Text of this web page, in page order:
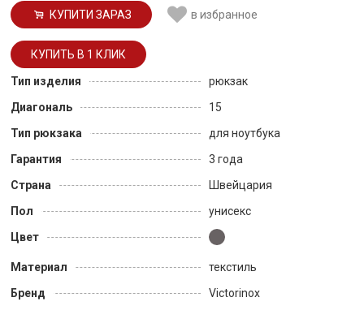
КУПИТИ ЗАРАЗ в избранное
Тип изделия
рюкзак
Диагональ
15
Тип рюкзака
для ноутбука
Гарантия
3 года
Страна
Швейцария
Пол
унисекс
Цвет
Материал
текстиль
Бренд
Victorinox